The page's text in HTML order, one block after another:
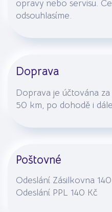
opravy nebo servisu.
odsouhlasíme.
Doprava
Doprava je účtována
50 km, po dohodě i
Poštovné
Odeslání Zásilkovna
Odeslání PPL 140 Kč